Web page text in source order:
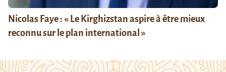
Nicolas Faye : « Le Kirghizstan aspire à être mieux
reconnu sur le plan international »